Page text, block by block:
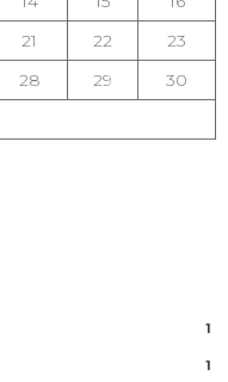
21 22
23
28 29
30
1
1